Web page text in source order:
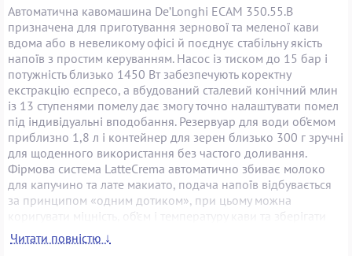
Автоматична кавомашина De’Longhi ECAM 350.55.B
призначена для приготування зернової та меленої кави
вдома або в невеликому офісі й поєднує стабільну якість
напоїв з простим керуванням. Насос із тиском до 15 бар і
потужність близько 1450 Вт забезпечують коректну
екстракцію еспресо, а вбудований сталевий конічний млин
із 13 ступенями помелу дає змогу точно налаштувати помел
під індивідуальні вподобання. Резервуар для води об’ємом
приблизно 1,8 л і контейнер для зерен близько 300 г зручні
для щоденного використання без частого доливання.
Фірмова система LatteCrema автоматично збиває молоко
для капучино та лате макиато, подача напоїв відбувається
за принципом «одним дотиком», при цьому можна
коригувати міцність, об’єм і температуру кави та зберігати
власні рецепти у функції My Menu. Сенсорна панель із
текстовим дисплеєм спрощує вибір режимів, одночасно
Читати повністю ↓